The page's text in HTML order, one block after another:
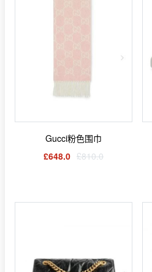
Gucci粉色围巾
£648.0 £810.0